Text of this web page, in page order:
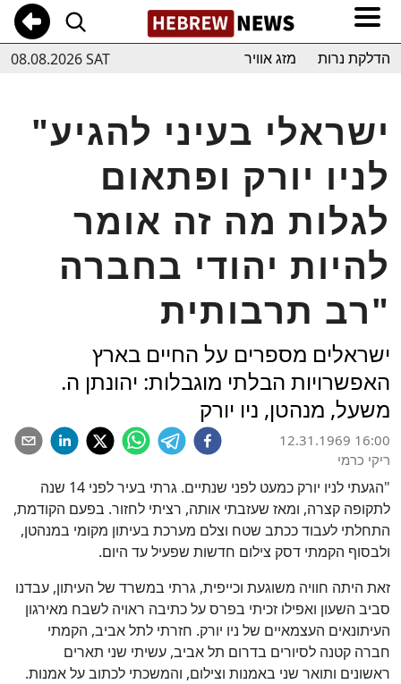
08.08.2026 SAT הדלקת נרות מזג אוויר
"ישראלי בעיני להגיע
לניו יורק ופתאום
לגלות מה זה אומר
להיות יהודי בחברה
רב תרבותית"
ישראלים מספרים על החיים בארץ
האפשרויות הבלתי מוגבלות: יהונתן ה.
משעל, מנהטן, ניו יורק
12.31.1969 16:00
ריקי כרמי
"הגעתי לניו יורק כמעט לפני שנתיים. גרתי בעיר לפני 14 שנה
לתקופה קצרה, ומאז שעזבתי אותה, רציתי לחזור. בפעם הקודמת,
התחלתי לעבוד ככתב שטח וצלם מערכת בעיתון מקומי במנהטן,
ולבסוף הקמתי דסק צילום חדשות שפעיל עד היום.
זאת היתה חוויה משוגעת וכייפית, גרתי במשרד של העיתון, עבדנו
סביב השעון ואפילו זכיתי בפרס על כתיבה ראויה לשבח מאירגון
העיתונאים העצמאיים של ניו יורק. חזרתי לתל אביב, הקמתי
חברה קטנה לסיורים בדרום תל אביב, עשיתי שני תארים
ראשונים ותואר שני באמנות וצילום, והמשכתי לכתוב על אמנות.